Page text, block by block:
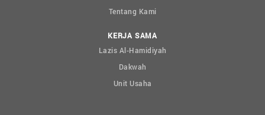
Tentang Kami
KERJA SAMA
Lazis Al-Hamidiyah
Dakwah
Unit Usaha